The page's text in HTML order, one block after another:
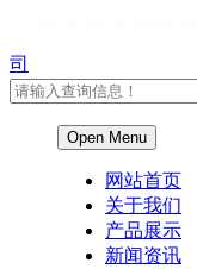
司
Open Menu
网站首页
关于我们
产品展示
新闻资讯